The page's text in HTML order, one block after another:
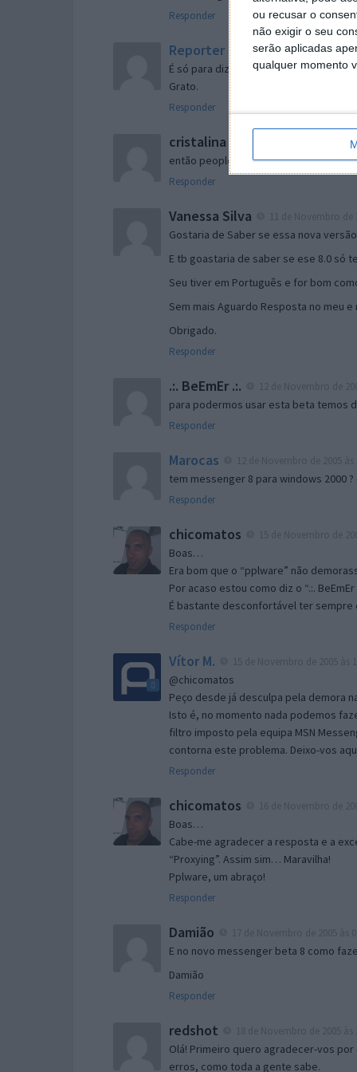
ou recusar o
não exigir o seu
serão aplicadas
qualquer momento
Responder
Reporter 7 de Novembro de 2005 às
É só para dizer que ainda não me
Grato.
Responder
cristalina 11 de Novembro de 2005
então people
Responder
Vanessa Silva
Gostaria de Saber se essa nova
E tb goastaria de saber se ese 8.0 só
Seu tiver em Português e for bom
Sem mais Aguardo Resposta no meu e
Obrigado.
Responder
.:. BeEmEr .:.
para podermos usar esta beta temos
Responder
Marocas
tem messenger 8 para windows 2000
Responder
chicomatos
Boas…
Era bom que o “pplware” não
Por acaso estou como diz o “.:.
É bastante desconfortável ter sempre
Responder
Vítor M.
@chicomatos
Peço desde já desculpa pela demora
Isto é, no momento nada podemos
filtro imposto pela equipa MSN
contorna este problema. Deixo-vos
Responder
chicomatos
Boas…
Cabe-me agradecer a resposta e a
“Proxying”. Assim sim… Maravilha!
Pplware, um abraço!
Responder
Damião
E no novo messenger beta 8 como
Damião
Responder
redshot
Olá! Primeiro quero agradecer-vos
erros, como toda a gente sabe.